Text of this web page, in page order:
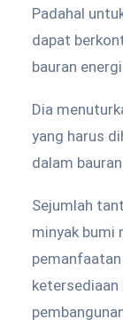
Padahal
dapat
bauran
Dia
yang harus
dalam
Sejumlah
minyak bumi